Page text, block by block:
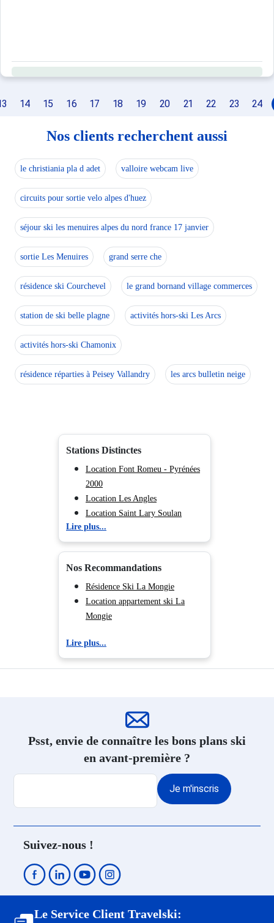
14 15 16 17 18 19 20 21 22 23 24
Nos clients recherchent aussi
le christiania pla d adet valloire webcam live
circuits pour sortie velo alpes d'huez
séjour ski les menuires alpes du nord france 17 janvier
sortie Les Menuires grand serre che
résidence ski Courchevel le grand bornand village commerces
station de ski belle plagne activités hors-ski Les Arcs
activités hors-ski Chamonix
résidence réparties à Peisey Vallandry les arcs bulletin neige
Stations Distinctes
Location Font Romeu - Pyrénées
2000
Location Les Angles
Location Saint Lary Soulan
Location Peyragudes
Location Ax les Thermes
Lire plus...
Nos Recommandations
Résidence Ski La Mongie
Location appartement ski La
Mongie
Lire plus...
Psst, envie de connaître les bons plans ski
en avant-première ?
Je m'inscris
Suivez-nous !
Le Service Client Travelski: